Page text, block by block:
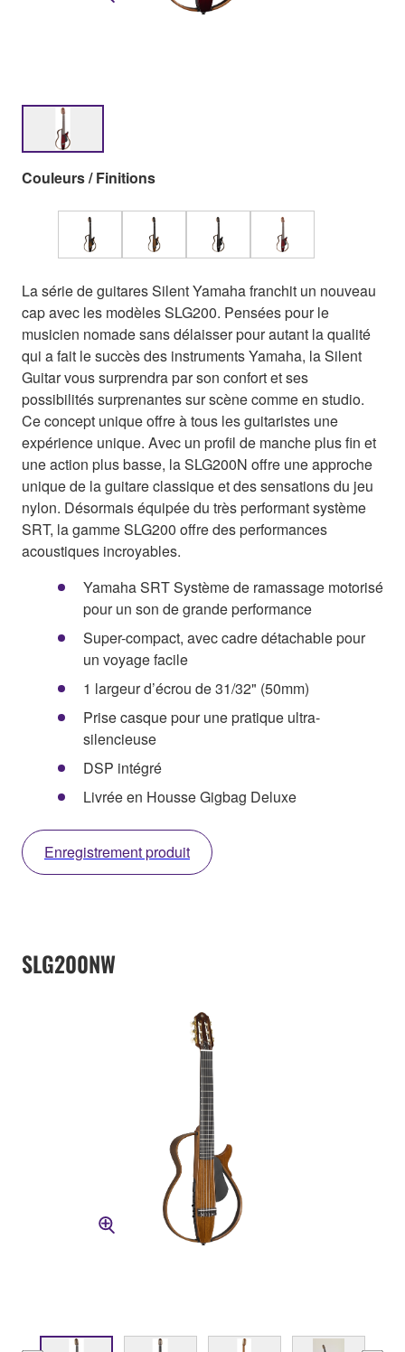
Couleurs / Finitions
La série de guitares Silent Yamaha franchit un nouveau
cap avec les modèles SLG200. Pensées pour le
musicien nomade sans délaisser pour autant la qualité
qui a fait le succès des instruments Yamaha, la Silent
Guitar vous surprendra par son confort et ses
possibilités surprenantes sur scène comme en studio.
Ce concept unique offre à tous les guitaristes une
expérience unique. Avec un profil de manche plus fin et
une action plus basse, la SLG200N offre une approche
unique de la guitare classique et des sensations du jeu
nylon. Désormais équipée du très performant système
SRT, la gamme SLG200 offre des performances
acoustiques incroyables.
Yamaha SRT Système de ramassage motorisé
pour un son de grande performance
Super-compact, avec cadre détachable pour
un voyage facile
1 largeur d’écrou de 31/32" (50mm)
Prise casque pour une pratique ultra-
silencieuse
DSP intégré
Livrée en Housse Gigbag Deluxe
Enregistrement produit
SLG200NW